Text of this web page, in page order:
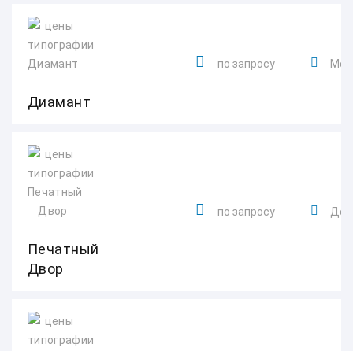
Диамант
по запросу
Печатный
Двор
по запросу